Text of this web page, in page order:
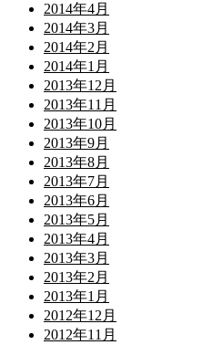
2014年4月
2014年3月
2014年2月
2014年1月
2013年12月
2013年11月
2013年10月
2013年9月
2013年8月
2013年7月
2013年6月
2013年5月
2013年4月
2013年3月
2013年2月
2013年1月
2012年12月
2012年11月